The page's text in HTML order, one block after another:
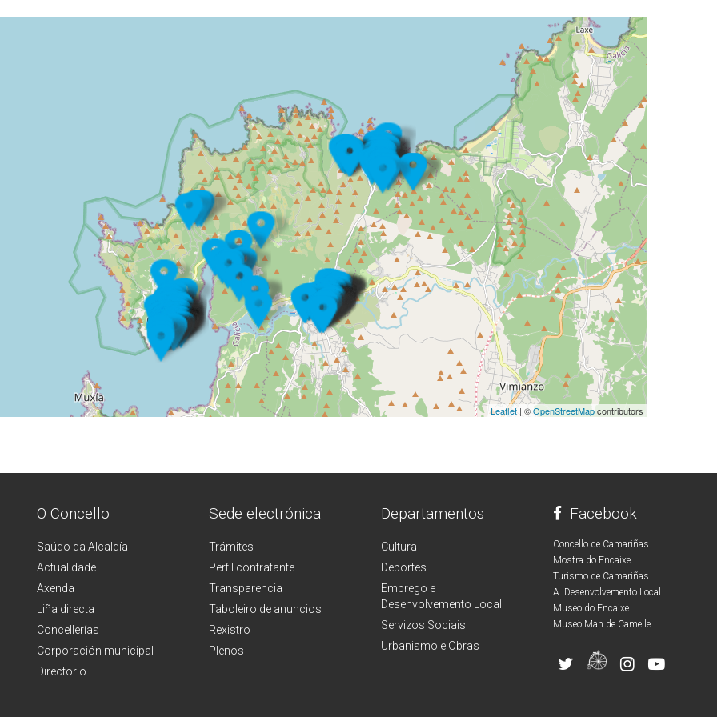
Leaflet | ©OpenStreetMapcontributors
O Concello
Saúdo da Alcaldía
Actualidade
Axenda
Liña directa
Concellerías
Corporación municipal
Directorio
Sede electrónica
Trámites
Perfil contratante
Transparencia
Taboleiro de anuncios
Rexistro
Plenos
Departamentos
Cultura
Deportes
Emprego e
Desenvolvemento Local
Servizos Sociais
Urbanismo e Obras
Facebook
Concello de Camariñas
Mostra do Encaixe
Turismo de Camariñas
A. Desenvolvemento Local
Museo do Encaixe
Museo Man de Camelle